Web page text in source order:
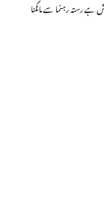
ہے رستہ رہنما سے مانگنا